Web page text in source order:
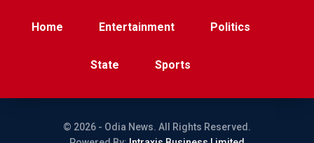
Home Entertainment Politics
State Sports
© 2026 - Odia News. All Rights Reserved.